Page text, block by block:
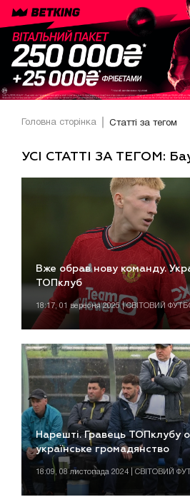
Головна сторінка Статті за тегом
УСІ СТАТТІ ЗА ТЕГОМ:
Вже обрав нову команду.
ТОПклуб
18:17, 01 вересня 2025 | СВІТОВИЙ
Нарешті. Гравець ТОПклубу
українське громадянство
18:09, 08 листопада 2024 | СВІТОВИЙ